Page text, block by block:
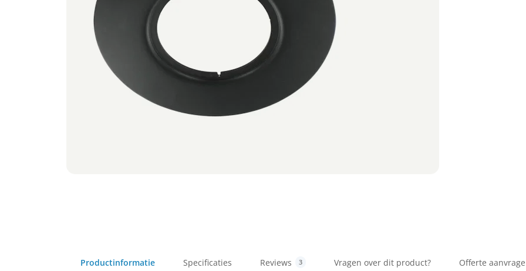
Productinformatie Specificaties Reviews 3 Vragen over dit product? Offerte